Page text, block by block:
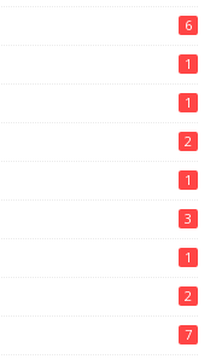
6
1
1
2
1
3
1
2
7